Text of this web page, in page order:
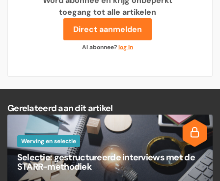
toegang tot alle artikelen
Direct aanmelden
Al abonnee?log in
Gerelateerd aan dit artikel
Werving en selectie
Selectie: gestructureerde interviews met de
STARR-methodiek